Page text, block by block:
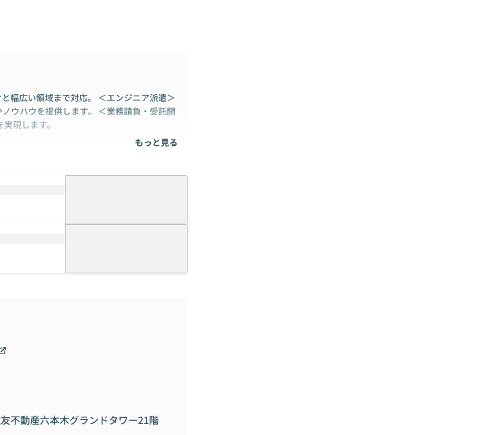
幅広い領域まで対応。 ＜エンジニア派遣＞
ウハウを提供します。 ＜業務請負・受託開
現します。
決をします。
、今後さらなる需要の拡大に向けて支援し
績の専門コンサルタント、最新テクノロジ
心理学の基礎研究から導いた“人と組織”を
材育成や適材配置、リテンションマネジメ
もっと見る
不動産六本木グランドタワー21階